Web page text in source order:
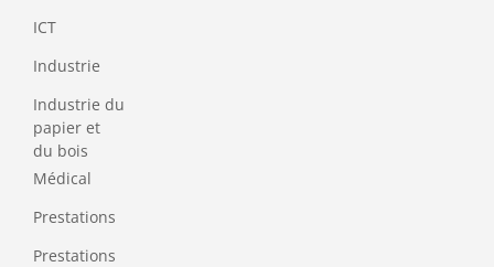
ICT
Industrie
Industrie du
papier et
du bois
Médical
Prestations
Prestations